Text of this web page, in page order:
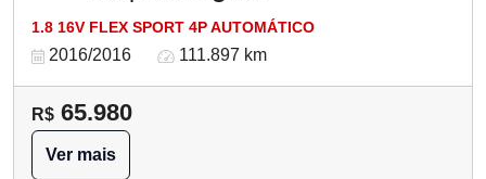
1.8 16V FLEX SPORT 4P AUTOMÁTICO
2016/2016 111.897 km
R$ 65.980
Ver mais